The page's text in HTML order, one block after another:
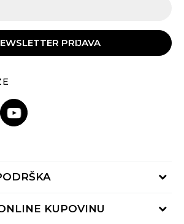
PRIJAVA
KUPOVINU